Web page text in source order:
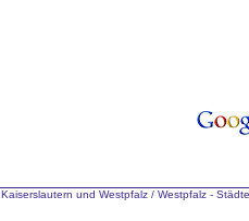
Kaiserslautern und Westpfalz / Westpfalz -